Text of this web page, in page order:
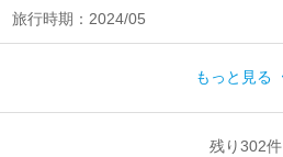
旅行時期：2024/05
もっと見る
残り302件